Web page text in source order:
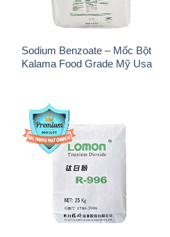
Sodium Benzoate – Mốc Bột
Kalama Food Grade Mỹ Usa